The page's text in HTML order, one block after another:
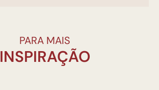
PARA MAIS
INSPIRAÇÃO